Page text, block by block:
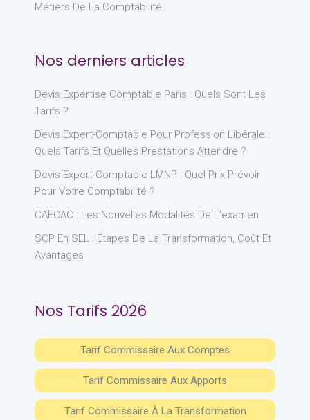
Métiers De La Comptabilité
Nos derniers articles
Devis Expertise Comptable Paris : Quels Sont Les
Tarifs ?
Devis Expert-Comptable Pour Profession Libérale :
Quels Tarifs Et Quelles Prestations Attendre ?
Devis Expert-Comptable LMNP : Quel Prix Prévoir
Pour Votre Comptabilité ?
CAFCAC : Les Nouvelles Modalités De L’examen
SCP En SEL : Étapes De La Transformation, Coût Et
Avantages
Nos Tarifs 2026
Tarif Commissaire Aux Comptes
Tarif Commissaire Aux Apports
Tarif Commissaire À La Transformation